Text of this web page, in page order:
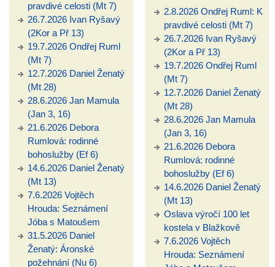
pravdivé celosti (Mt 7)
26.7.2026 Ivan Ryšavý
(2Kor a Př 13)
19.7.2026 Ondřej Ruml
(Mt 7)
12.7.2026 Daniel Ženatý
(Mt 28)
28.6.2026 Jan Mamula
(Jan 3, 16)
21.6.2026 Debora
Rumlová: rodinné
bohoslužby (Ef 6)
14.6.2026 Daniel Ženatý
(Mt 13)
7.6.2026 Vojtěch
Hrouda: Seznámení
Jóba s Matoušem
31.5.2026 Daniel
Ženatý: Áronské
požehnání (Nu 6)
2.8.2026 Ondřej Ruml: K
pravdivé celosti (Mt 7)
26.7.2026 Ivan Ryšavý
(2Kor a Př 13)
19.7.2026 Ondřej Ruml
(Mt 7)
12.7.2026 Daniel Ženatý
(Mt 28)
28.6.2026 Jan Mamula
(Jan 3, 16)
21.6.2026 Debora
Rumlová: rodinné
bohoslužby (Ef 6)
14.6.2026 Daniel Ženatý
(Mt 13)
Oslava výročí 100 let
kostela v Blažkově
7.6.2026 Vojtěch
Hrouda: Seznámení